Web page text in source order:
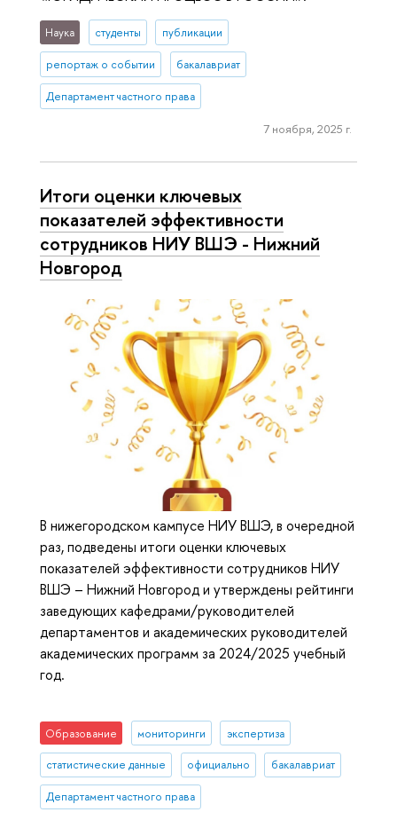
Наука студенты публикации
репортаж о событии бакалавриат
Департамент частного права
7 ноября, 2025 г.
Итоги оценки ключевых
показателей эффективности
сотрудников НИУ ВШЭ - Нижний
Новгород
В нижегородском кампусе НИУ ВШЭ, в очередной
раз, подведены итоги оценки ключевых
показателей эффективности сотрудников НИУ
ВШЭ – Нижний Новгород и утверждены рейтинги
заведующих кафедрами/руководителей
департаментов и академических руководителей
академических программ за 2024/2025 учебный
год.
Образование мониторинги экспертиза
статистические данные официально бакалавриат
Департамент частного права